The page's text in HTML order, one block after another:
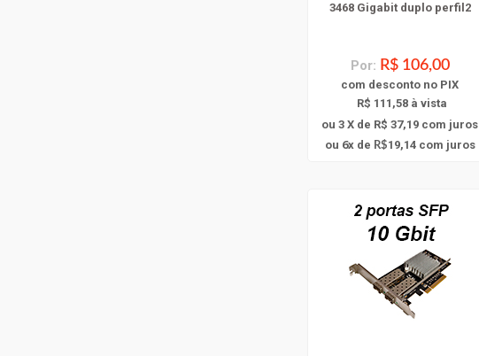
3468 Gigabit duplo perfil2
Por: R$ 106,00
com desconto no PIX
R$ 111,58 à vista
ou 3 X de R$ 37,19 com juros
ou 6x de R$19,14com juros